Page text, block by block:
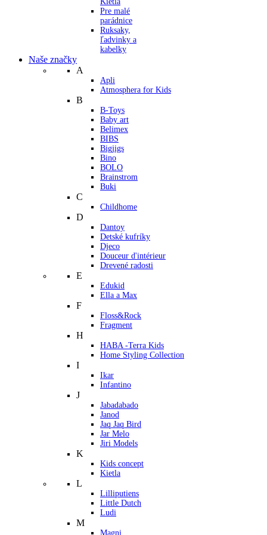
Pre malé
parádnice
Ruksaky,
ľadvinky a
kabelky
Naše značky
A
Apli
Atmosphera for Kids
B
B-Toys
Baby art
Belimex
BIBS
Bigjigs
Bino
BOLO
Brainstrom
Buki
C
Childhome
D
Dantoy
Detské kufríky
Djeco
Douceur d'intérieur
Drevené radosti
E
Edukid
Ella a Max
F
Floss&Rock
Fragment
H
HABA -Terra Kids
Home Styling Collection
I
Ikar
Infantino
J
Jabadabado
Janod
Jaq Jaq Bird
Jar Melo
Jiri Models
K
Kids concept
Kietla
L
Lilliputiens
Little Dutch
Ludi
M
Magni